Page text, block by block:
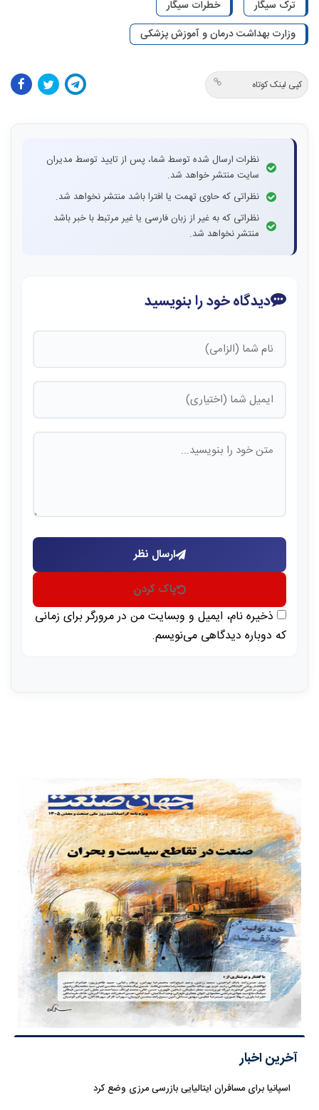
ترک سیگار
خطرات سیگار
وزارت بهداشت درمان و آموزش پزشکی
کپی لینک کوتاه
نظرات ارسال شده توسط شما، پس از تایید توسط مدیران
سایت منتشر خواهد شد.
نظراتی که حاوی تهمت یا افترا باشد منتشر نخواهد شد.
نظراتی که به غیر از زبان فارسی یا غیر مرتبط با خبر باشد
منتشر نخواهد شد.
دیدگاه خود را بنویسید
ارسال نظر
پاک کردن
ذخیره نام، ایمیل و وبسایت من در مرورگر برای زمانی
که دوباره دیدگاهی می‌نویسم.
آخرین اخبار
اسپانیا برای مسافران ایتالیایی بازرسی مرزی وضع کرد